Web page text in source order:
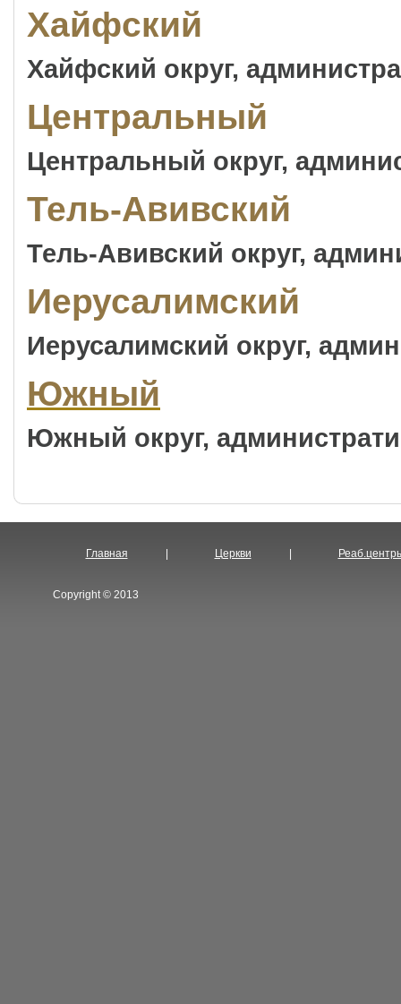
Хайфский
Хайфский округ,
Центральный
Центральный округ,
Тель-Авивский
Тель-Авивский округ,
Иерусалимский
Иерусалимский округ,
Южный
Южный округ,
Главная Церкви
Copyright © 2013